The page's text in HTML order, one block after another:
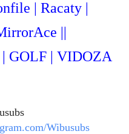
| Racaty |
||
GOLF | VIDOZA
Wibusubs